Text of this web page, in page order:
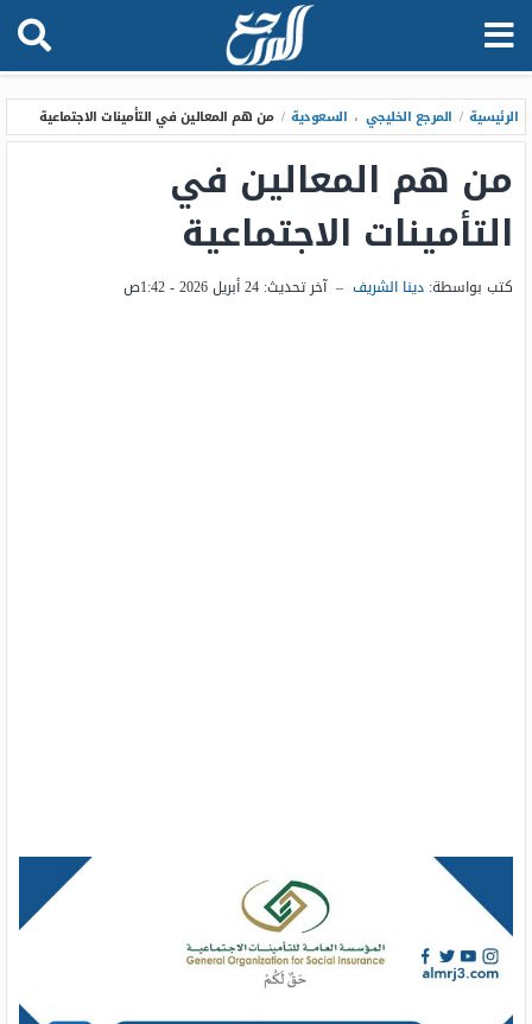
الرئيسية / المرجع الخليجي ، السعودية / من هم المعالين في التأمينات الاجتماعية
من هم المعالين في
التأمينات الاجتماعية
كتب بواسطة: دينا الشريف – آخر تحديث: 24 أبريل 2026 - 1:42ص